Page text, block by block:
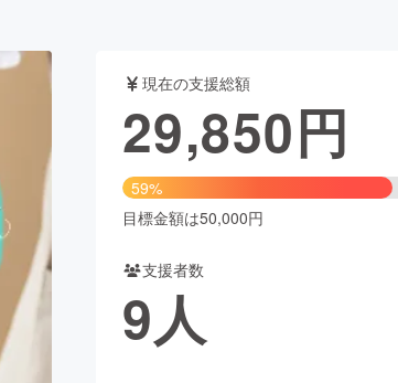
舞台・パフォーマンス
フード・飲食店 ファッション
ビューティー・ヘルスケア
現在の支援総額
29,850円
59%
目標金額は50,000円
支援者数
9人